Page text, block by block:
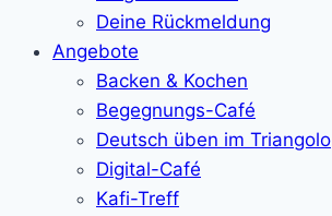
Deine Rückmeldung
Angebote
Backen & Kochen
Begegnungs-Café
Deutsch üben im Triangolo
Digital-Café
Kafi-Treff